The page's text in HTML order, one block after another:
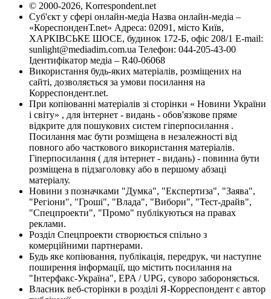
© 2000-2026, Korrespondent.net
Суб'єкт у сфері онлайн-медіа Назва онлайн-медіа –
«КореспонденТ.net» Адреса: 02091, місто Київ,
ХАРКІВСЬКЕ ШОСЕ, будинок 172-Б, офіс 208/1 E-mail:
sunlight@mediadim.com.ua Телефон: 044-205-43-00
Ідентифікатор медіа – R40-06068
Використання будь-яких матеріалів, розміщених на
сайті, дозволяється за умови посилання на
Корреспондент.net.
При копіюванні матеріалів зі сторінки « Новини України
і світу» , для інтернет - видань - обов'язкове пряме
відкрите для пошукових систем гіперпосилання .
Посилання має бути розміщена в незалежності від
повного або часткового використання матеріалів.
Гіперпосилання ( для інтернет - видань) - повинна бути
розміщена в підзаголовку або в першому абзаці
матеріалу.
Новини з позначками "Думка", "Експертиза", "Заява",
"Регіони", "Гроші", "Влада", "Вибори", "Тест-драйв",
"Спецпроекти", "Промо" публікуються на правах
реклами.
Розділ Спецпроекти створюється спільно з
комерційними партнерами.
Будь яке копіювання, публікація, передрук, чи наступне
поширення інформації, що містить посилання на
"Інтерфакс-Україна", EPA / UPG, суворо забороняється.
Власник веб-сторінки в розділі Я-Корреспондент є автор